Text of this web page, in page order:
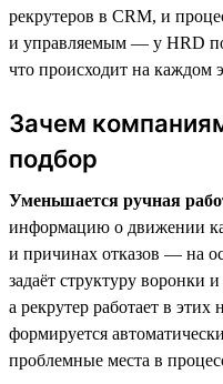
рекрутеров в CRM, и
и управляемым — у HRD
что происходит на каждом
Зачем
подбор
Уменьшается ручная
информацию о движении
и причинах отказов — на
задаёт структуру воронки
а рекрутер работает в
формируется
проблемные места в